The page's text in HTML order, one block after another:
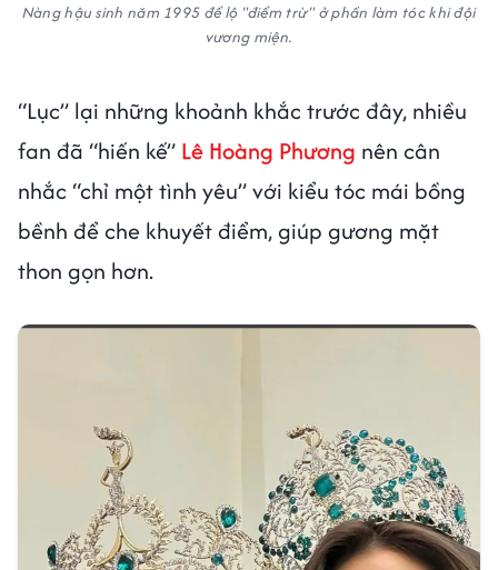
Nàng hậu sinh năm 1995 để lộ "điểm trừ" ở phần làm tóc khi đội
vương miện.
“Lục” lại những khoảnh khắc trước đây, nhiều
fan đã “hiến kế” Lê Hoàng Phương nên cân
nhắc “chỉ một tình yêu” với kiểu tóc mái bồng
bềnh để che khuyết điểm, giúp gương mặt
thon gọn hơn.